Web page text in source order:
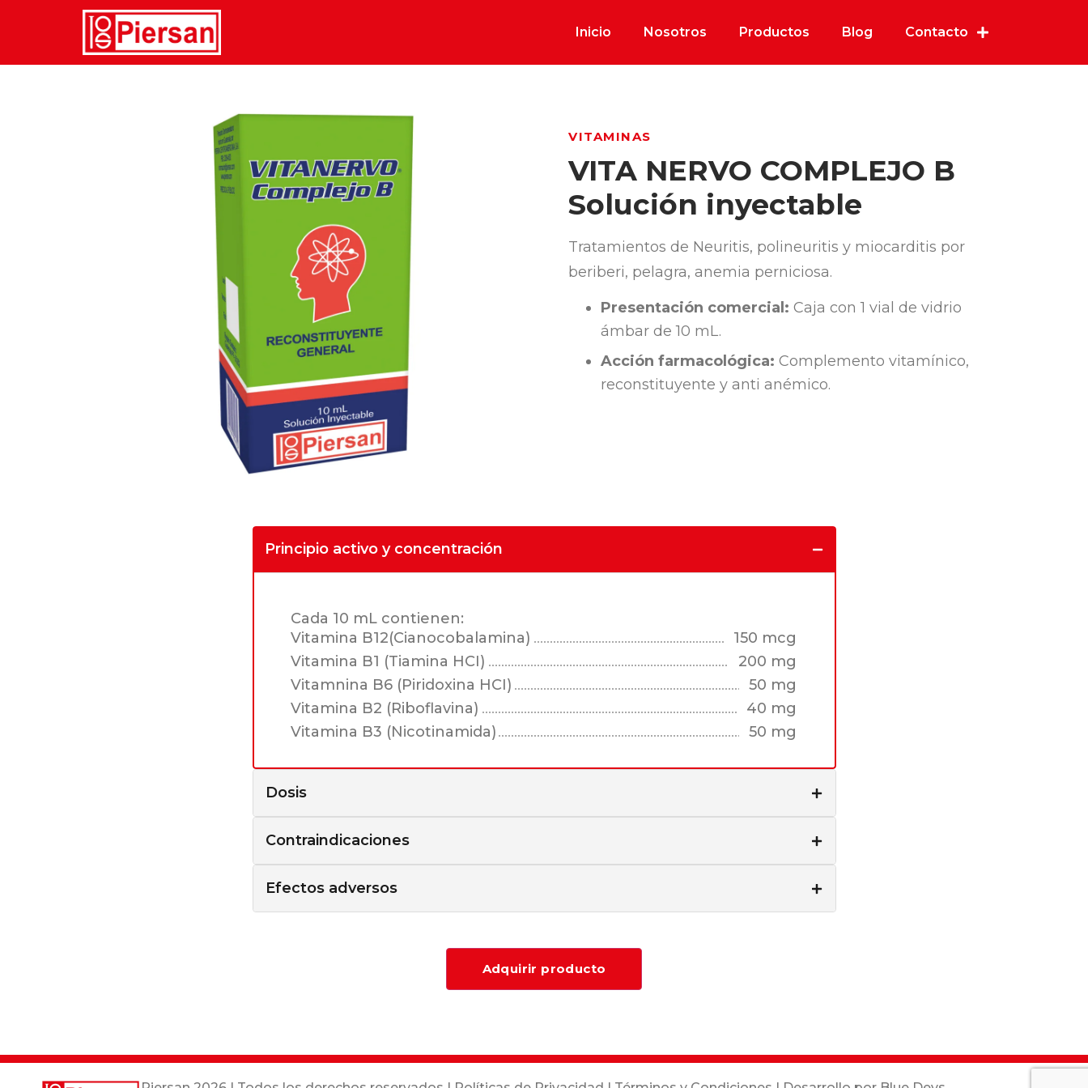
Inicio Nosotros Productos Blog Contacto
VITAMINAS
VITA NERVO COMPLEJO B
Solución inyectable
Tratamientos de Neuritis, polineuritis y miocarditis por
beriberi, pelagra, anemia perniciosa.
Presentación comercial: Caja con 1 vial de vidrio
ámbar de 10 mL.
Acción farmacológica: Complemento vitamínico,
reconstituyente y anti anémico.
Principio activo y concentración
Cada 10 mL contienen:
Vitamina B12(Cianocobalamina)
150 mcg
Vitamina B1 (Tiamina HCI)
200 mg
Vitamnina B6 (Piridoxina HCI)
50 mg
Vitamina B2 (Riboflavina)
40 mg
Vitamina B3 (Nicotinamida)
50 mg
Dosis
Contraindicaciones
Efectos adversos
Adquirir producto